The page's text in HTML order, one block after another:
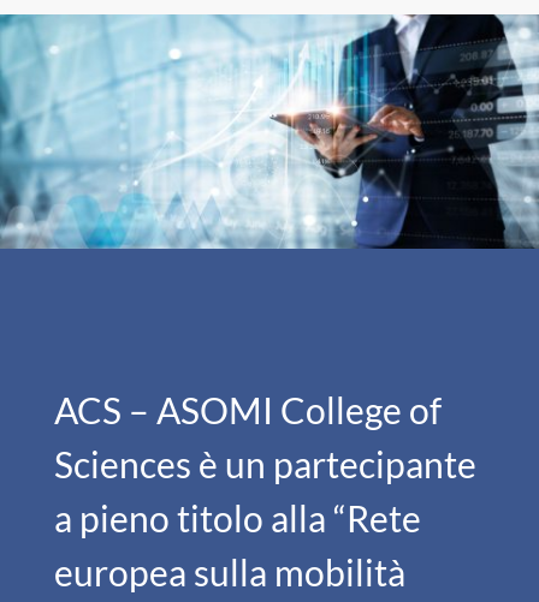
ACS – ASOMI College of
Sciences è un partecipante
a pieno titolo alla “Rete
europea sulla mobilità